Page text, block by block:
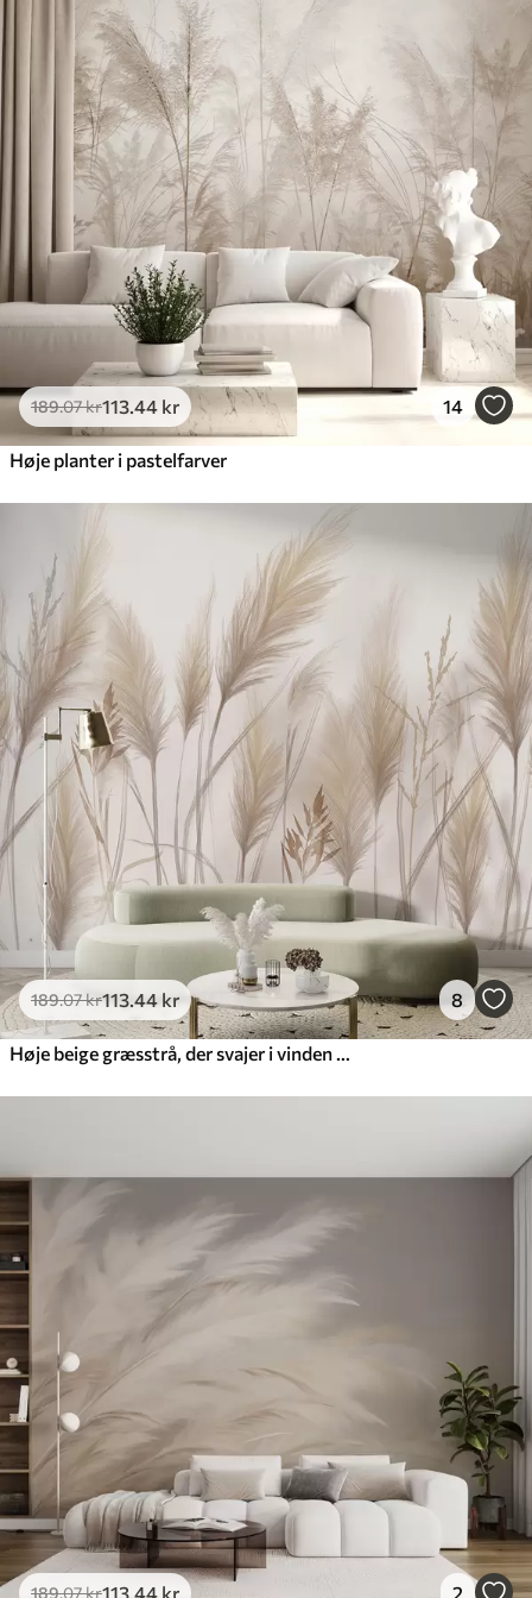
.83231.50 /m²
Premium
448 .33269.00kr/m²
Premium vinyl
516 .67310 .00kr/m²
Peel and Stick
666.67400.00 kr/m²
189.07kr113 .44 kr 14
Høje planter i pastelfarver
189.07kr113 .44 kr 8
189.07kr113 .44 kr 2